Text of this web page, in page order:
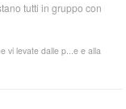
tutti in gruppo con
vi levate dalle p...e e alla